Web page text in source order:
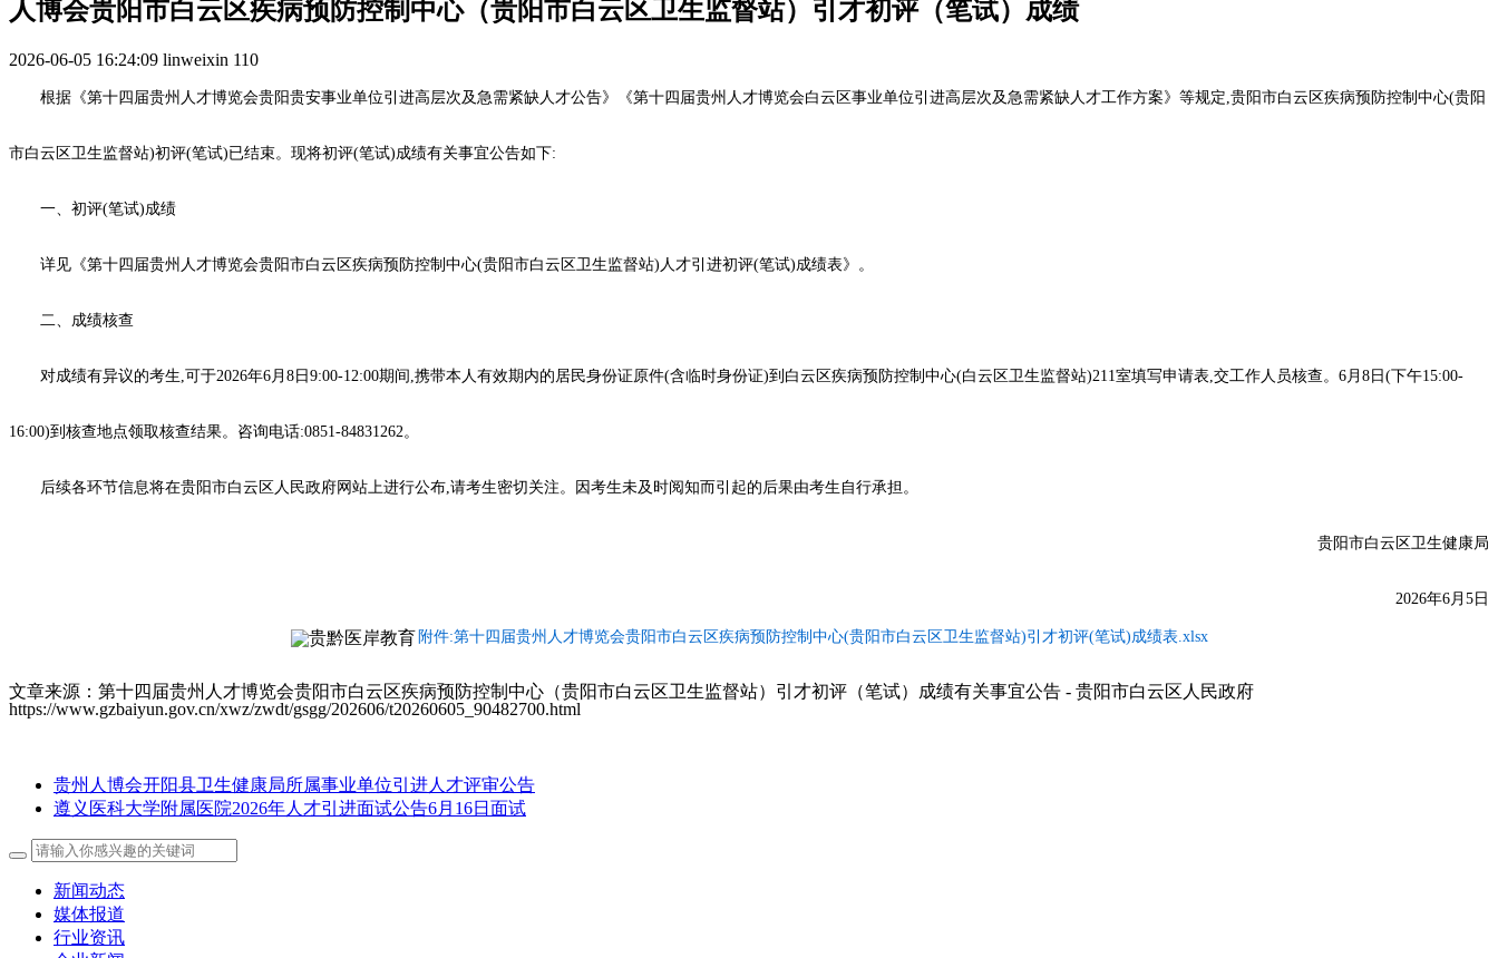
人博会贵阳市白云区疾病预防控制中心（贵阳市白云区卫生监督站）引才初评（笔试）成绩
2026-06-05 16:24:09 linweixin 110
根据《第十四届贵州人才博览会贵阳贵安事业单位引进高层次及急需紧缺人才公告》《第十四届贵州人才博览会白云区事业单位引进高层次及急需紧缺人才工作方案》等规定,贵阳市白云区疾病预防控制中心(贵阳
市白云区卫生监督站)初评(笔试)已结束。现将初评(笔试)成绩有关事宜公告如下:
一、初评(笔试)成绩
详见《第十四届贵州人才博览会贵阳市白云区疾病预防控制中心(贵阳市白云区卫生监督站)人才引进初评(笔试)成绩表》。
二、成绩核查
对成绩有异议的考生,可于2026年6月8日9:00-12:00期间,携带本人有效期内的居民身份证原件(含临时身份证)到白云区疾病预防控制中心(白云区卫生监督站)211室填写申请表,交工作人员核查。6月8日(下午15:00-
16:00)到核查地点领取核查结果。咨询电话:0851-84831262。
后续各环节信息将在贵阳市白云区人民政府网站上进行公布,请考生密切关注。因考生未及时阅知而引起的后果由考生自行承担。
贵阳市白云区卫生健康局
2026年6月5日
附件:第十四届贵州人才博览会贵阳市白云区疾病预防控制中心(贵阳市白云区卫生监督站)引才初评(笔试)成绩表.xlsx
文章来源：第十四届贵州人才博览会贵阳市白云区疾病预防控制中心（贵阳市白云区卫生监督站）引才初评（笔试）成绩有关事宜公告 - 贵阳市白云区人民政府
https://www.gzbaiyun.gov.cn/xwz/zwdt/gsgg/202606/t20260605_90482700.html
贵州人博会开阳县卫生健康局所属事业单位引进人才评审公告
遵义医科大学附属医院2026年人才引进面试公告6月16日面试
新闻动态
媒体报道
行业资讯